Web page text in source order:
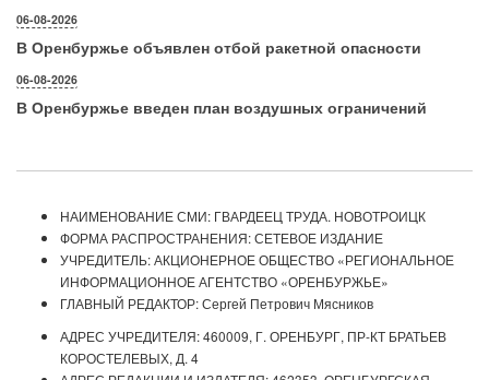
06-08-2026
В Оренбуржье объявлен отбой ракетной опасности
06-08-2026
В Оренбуржье введен план воздушных ограничений
НАИМЕНОВАНИЕ СМИ: ГВАРДЕЕЦ ТРУДА. НОВОТРОИЦК
ФОРМА РАСПРОСТРАНЕНИЯ: СЕТЕВОЕ ИЗДАНИЕ
УЧРЕДИТЕЛЬ: АКЦИОНЕРНОЕ ОБЩЕСТВО «РЕГИОНАЛЬНОЕ
ИНФОРМАЦИОННОЕ АГЕНТСТВО «ОРЕНБУРЖЬЕ»
ГЛАВНЫЙ РЕДАКТОР: Сергей Петрович Мясников
АДРЕС УЧРЕДИТЕЛЯ: 460009, Г. ОРЕНБУРГ, ПР-КТ БРАТЬЕВ
КОРОСТЕЛЕВЫХ, Д. 4